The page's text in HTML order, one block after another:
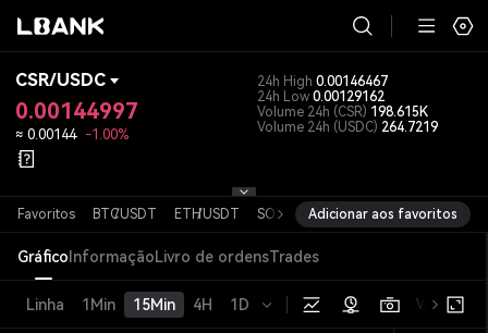
CSR/USDC
0.00144997
≈ 0.00144 -1.00%
24h High 0.00146467
24h Low 0.00129162
Volume 24h (CSR) 198.615K
Volume 24h (USDC) 264.7219
Favoritos BTC/USDT ETH/USDT SOL/ USDT XRP/USDT DOGE/
Adicionar aos favoritos
GráficoInformaçãoLivro de ordensTrades
Linha 1Min 15Min 4H 1D Versão